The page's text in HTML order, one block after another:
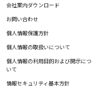
会社案内ダウンロード
お問い合わせ
個人情報保護方針
個人情報の取扱いについて
個人情報の利用目的および開示につ
いて
情報セキュリティ基本方針